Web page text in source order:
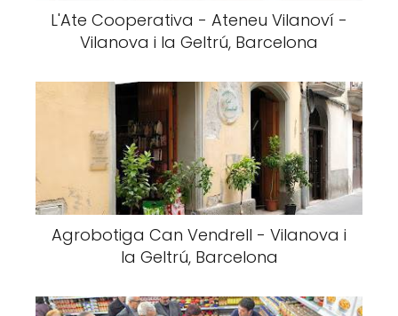
L'Ate Cooperativa - Ateneu Vilanoví -
Vilanova i la Geltrú, Barcelona
Agrobotiga Can Vendrell - Vilanova i
la Geltrú, Barcelona